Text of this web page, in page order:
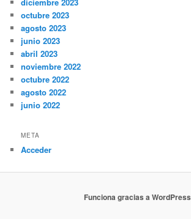
octubre 2023
agosto 2023
junio 2023
abril 2023
noviembre 2022
octubre 2022
agosto 2022
junio 2022
META
Acceder
Funciona gracias a WordPress